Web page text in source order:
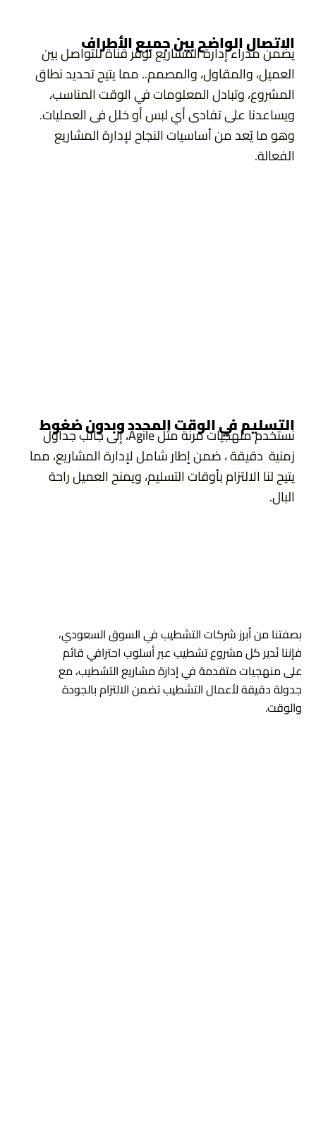
الاتصال الواضح بين جميع الأطراف
يضمن مدراء إدارة المشاريع توفر قناة للتواصل بين
العميل، والمقاول، والمصمم.. مما يتيح تحديد نطاق
المشروع، وتبادل المعلومات في الوقت المناسب،
ويساعدنا على تفادى أي لبس أو خلل فى العمليات.
وهو ما يُعد من أساسيات النجاح لإدارة المشاريع
الفعالة.
التسليم في الوقت المحدد وبدون ضغوط
نستخدم منهجيات مرنة مثل Agile، إلى جانب جداول
زمنية دقيقة ، ضمن إطار شامل لإدارة المشاريع، مما
يتيح لنا الالتزام بأوقات التسليم، ويمنح العميل راحة
البال.
بصفتنا من أبرز شركات التشطيب في السوق السعودي،
فإننا نُدير كل مشروع تشطيب عبر أسلوب احترافي قائم
على منهجيات متقدمة في إدارة مشاريع التشطيب، مع
جدولة دقيقة لأعمال التشطيب تضمن الالتزام بالجودة
والوقت.